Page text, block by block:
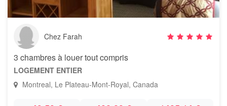
Chez Farah
3 chambres à louer tout compris
LOGEMENT ENTIER
Montreal, Le Plateau-Mont-Royal, Canada